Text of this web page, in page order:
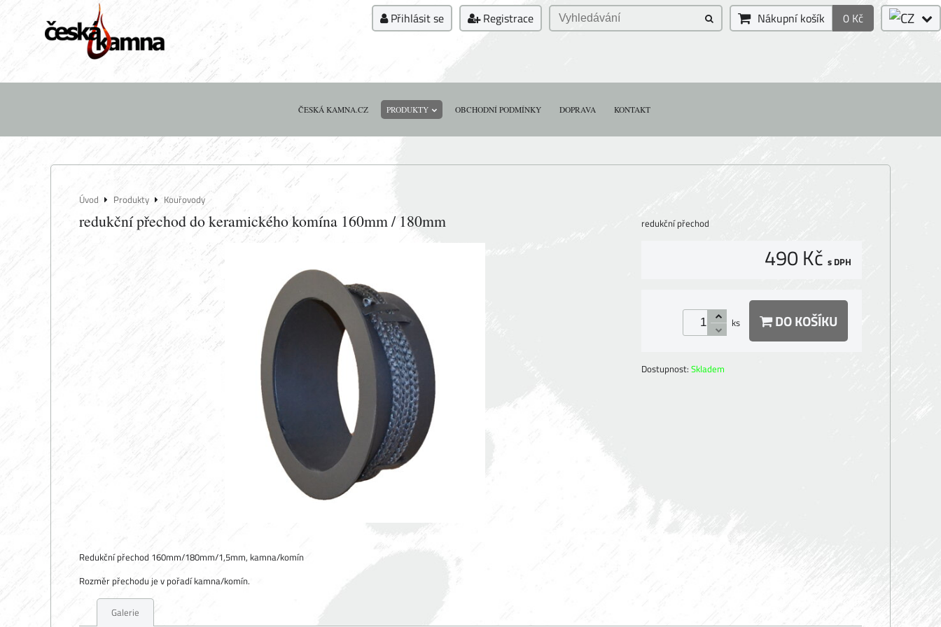
Přihlásit se Registrace Nákupní košík 0 Kč
ČESKÁ KAMNA.CZ PRODUKTY OBCHODNÍ PODMÍNKY DOPRAVA KONTAKT
Úvod Produkty Kouřovody
redukční přechod do keramického komína 160mm / 180mm redukční přechod
490 Kč s DPH
ks DO KOŠÍKU
Dostupnost: Skladem
Redukční přechod 160mm/180mm/1,5mm, kamna/komín
Rozměr přechodu je v pořadí kamna/komín.
Galerie